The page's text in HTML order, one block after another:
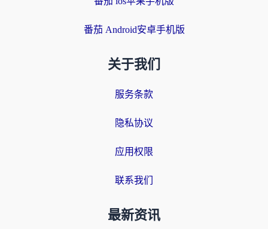
番茄 Android安卓手机版
关于我们
服务条款
隐私协议
应用权限
联系我们
最新资讯